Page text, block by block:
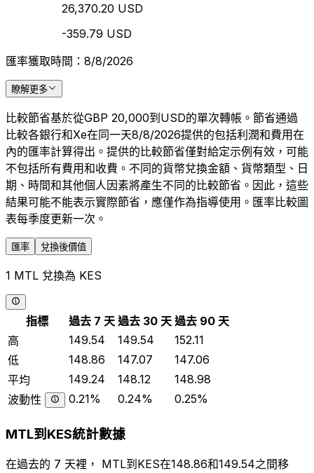
26,370.20 USD
-359.79 USD
匯率獲取時間：8/8/2026
瞭解更多
比較節省基於從GBP 20,000到USD的單次轉帳。節省通過
比較各銀行和Xe在同一天8/8/2026提供的包括利潤和費用在
內的匯率計算得出。提供的比較節省僅對給定示例有效，可能
不包括所有費用和收費。不同的貨幣兌換金額、貨幣類型、日
期、時間和其他個人因素將產生不同的比較節省。因此，這些
結果可能不能表示實際節省，應僅作為指導使用。匯率比較圖
表每季度更新一次。
匯率 兌換後價值
1 MTL 兌換為 KES
指標 過去 7 天 過去 30 天 過去 90 天
高
149.54 149.54
152.11
低
148.86 147.07
147.06
平均
149.24 148.12
148.98
波動性
0.21% 0.24% 0.25%
MTL到KES統計數據
在過去的 7 天裡， MTL到KES在148.86和149.54之間移